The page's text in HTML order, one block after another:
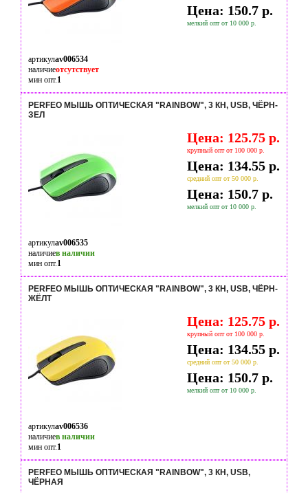
Цена: 150.7 р.
мелкий опт от 10 000 р.
артикулav006534
наличиеотсутствует
мин опт.1
PERFEO МЫШЬ ОПТИЧЕСКАЯ "RAINBOW", 3 КН, USB, ЧЁРН-
ЗЕЛ
Цена: 125.75 р.
крупный опт от 100 000 р.
Цена: 134.55 р.
средний опт от 50 000 р.
Цена: 150.7 р.
мелкий опт от 10 000 р.
артикулav006535
наличиев наличии
мин опт.1
PERFEO МЫШЬ ОПТИЧЕСКАЯ "RAINBOW", 3 КН, USB, ЧЁРН-
ЖЁЛТ
Цена: 125.75 р.
крупный опт от 100 000 р.
Цена: 134.55 р.
средний опт от 50 000 р.
Цена: 150.7 р.
мелкий опт от 10 000 р.
артикулav006536
наличиев наличии
мин опт.1
PERFEO МЫШЬ ОПТИЧЕСКАЯ "RAINBOW", 3 КН, USB,
ЧЁРНАЯ